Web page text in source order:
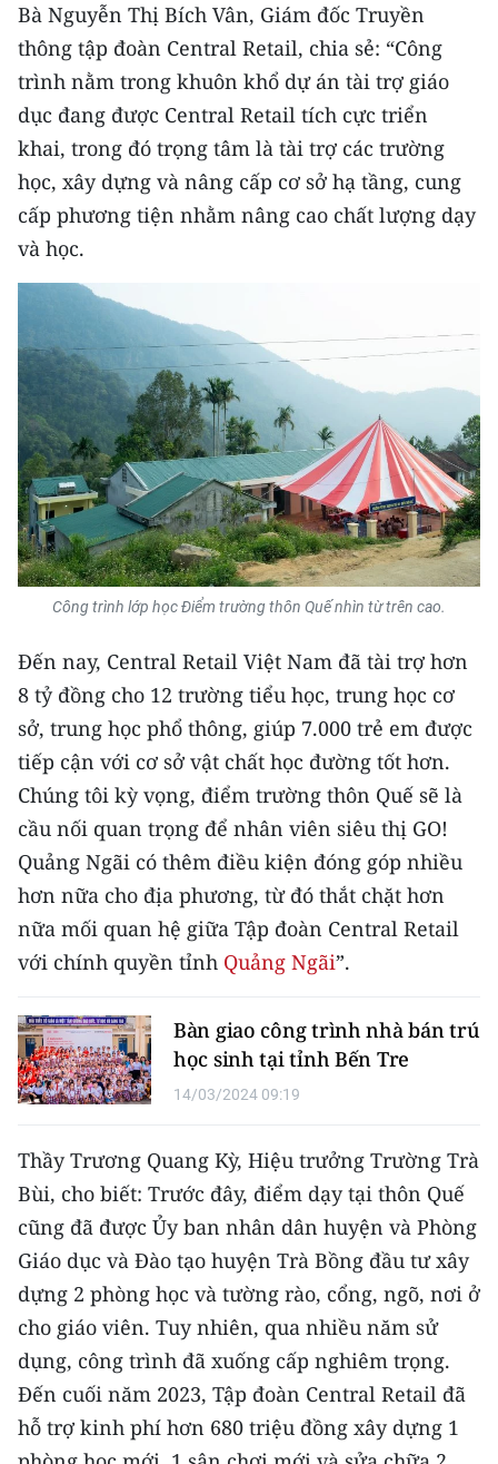
Media Du lịch
Media Thế giới
Media Thể thao
Media Giáo dục
Media Y tế
Media Môi trường
Ảnh
Infographic
TIN MỚI
TIN ĐỊA PHƯƠNG
Trung du và miền núi phía Bắc
Bắc Trung Bộ
Duyên hải Nam Trung Bộ và Tây
Nguyên
Đông Nam Bộ
Đồng bằng sông Cửu Long
Chuyên trang Hà Nội
Chuyên trang TP. Hồ Chí Minh
CHUYÊN ĐỀ
CÁC CHUYÊN TRANG
THỜI NAY
NHÂN DÂN CUỐI TUẦN
NHÂN DÂN HẰNG THÁNG
MUA BÁO
ĐỌC BÁO IN
Bà Nguyễn Thị Bích Vân, Giám đốc Truyền
thông tập đoàn Central Retail, chia sẻ: “Công
trình nằm trong khuôn khổ dự án tài trợ giáo
dục đang được Central Retail tích cực triển
khai, trong đó trọng tâm là tài trợ các trường
học, xây dựng và nâng cấp cơ sở hạ tầng, cung
cấp phương tiện nhằm nâng cao chất lượng dạy
và học.
Công trình lớp học Điểm trường thôn Quế nhìn từ trên cao.
Đến nay, Central Retail Việt Nam đã tài trợ hơn
8 tỷ đồng cho 12 trường tiểu học, trung học cơ
sở, trung học phổ thông, giúp 7.000 trẻ em được
tiếp cận với cơ sở vật chất học đường tốt hơn.
Chúng tôi kỳ vọng, điểm trường thôn Quế sẽ là
cầu nối quan trọng để nhân viên siêu thị GO!
Quảng Ngãi có thêm điều kiện đóng góp nhiều
hơn nữa cho địa phương, từ đó thắt chặt hơn
nữa mối quan hệ giữa Tập đoàn Central Retail
với chính quyền tỉnh Quảng Ngãi”.
Bàn giao công trình nhà bán trú
học sinh tại tỉnh Bến Tre
14/03/2024 09:19
Thầy Trương Quang Kỳ, Hiệu trưởng Trường Trà
Bùi, cho biết: Trước đây, điểm dạy tại thôn Quế
cũng đã được Ủy ban nhân dân huyện và Phòng
Giáo dục và Đào tạo huyện Trà Bồng đầu tư xây
dựng 2 phòng học và tường rào, cổng, ngõ, nơi ở
cho giáo viên. Tuy nhiên, qua nhiều năm sử
dụng, công trình đã xuống cấp nghiêm trọng.
Đến cuối năm 2023, Tập đoàn Central Retail đã
hỗ trợ kinh phí hơn 680 triệu đồng xây dựng 1